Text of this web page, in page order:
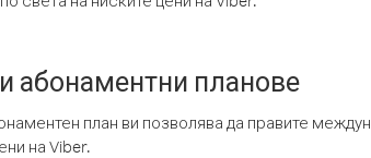
абонаментни планове
план ви позволява да правите
на Viber.